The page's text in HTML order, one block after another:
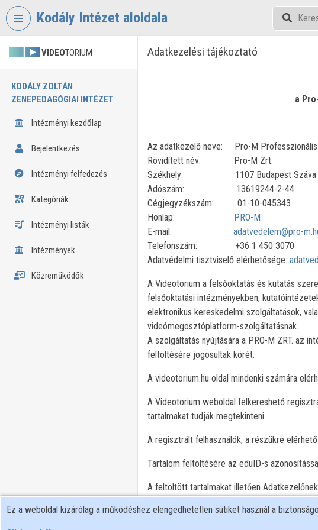
Fejléc kihagyása
Kodály Intézet aloldala
VIDEOTORIUM
KODÁLY ZOLTÁN
ZENEPEDAGÓGIAI INTÉZET
Intézményi kezdőlap
Bejelentkezés
Intézményi felfedezés
Kategóriák
Intézményi listák
Intézmények
Közreműködők
Adatkezelési tájékoztató
a
Az adatkezelő neve: Pro-M Professzionális
Rövidített név: Pro-M Zrt.
Székhely: 1107 Budapest Száva
Adószám: 13619244-2-44
Cégjegyzékszám: 01-10-045343
Honlap: PRO-M
E-mail: adatvedelem@pro-
Telefonszám: +36 1 450 3070
Adatvédelmi tisztviselő elérhetősége:
A Videotorium a felsőoktatás és kutatás
felsőoktatási intézményekben,
elektronikus kereskedelmi szolgáltatások,
videómegosztóplatform-szolgáltatásnak.
A szolgáltatás nyújtására a PRO-M ZRT. az
feltöltésére jogosultak körét.
A videotorium.hu oldal mindenki számára
A Videotorium weboldal felkereshető
tartalmakat tudják megtekinteni.
A regisztrált felhasználók, a részükre
Tartalom feltöltésére az eduID-s
A feltöltött tartalmakat illetően
A weboldal használata során az alábbi
Ez a weboldal kizárólag a működéshez elengedhetetlen sütiket használ a